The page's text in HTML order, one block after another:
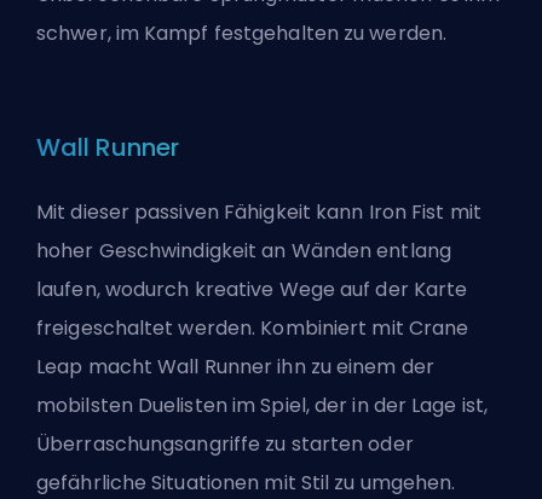
schwer, im Kampf festgehalten zu werden.
Wall Runner
Mit dieser passiven Fähigkeit kann Iron Fist mit
hoher Geschwindigkeit an Wänden entlang
laufen, wodurch kreative Wege auf der Karte
freigeschaltet werden. Kombiniert mit Crane
Leap macht Wall Runner ihn zu einem der
mobilsten Duelisten im Spiel, der in der Lage ist,
Überraschungsangriffe zu starten oder
gefährliche Situationen mit Stil zu umgehen.